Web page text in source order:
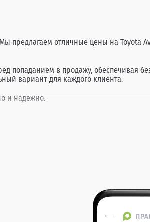
предлагаем отличные цены на Toyota
попаданием в продажу, обеспечивая
вариант для каждого клиента.
и надежно.